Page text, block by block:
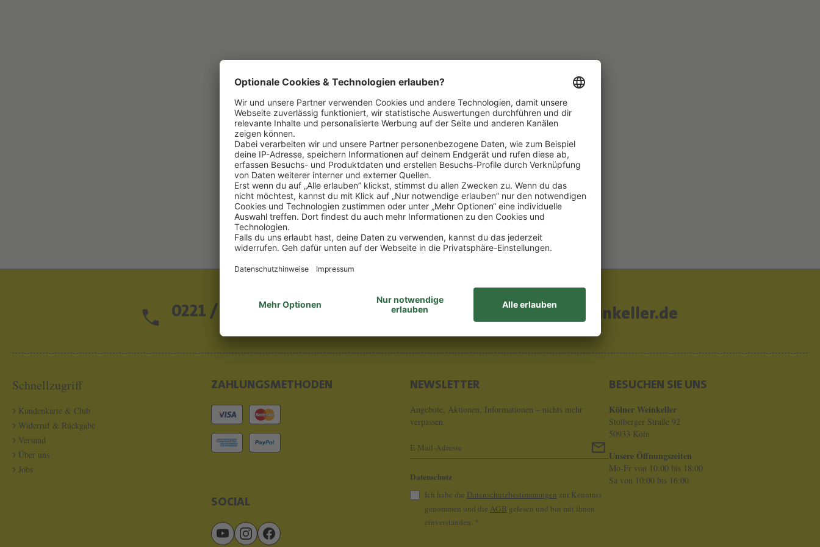
0221 / 13 97 28 - 0 info@koelner-weinkeller.de
Schnellzugriff
Kundenkarte & Club
Widerruf & Rückgabe
Versand
Über uns
Jobs
ZAHLUNGSMETHODEN
SOCIAL
NEWSLETTER
Angebote, Aktionen, Informationen – nichts mehr
verpassen.
Datenschutz
Ich habe die Datenschutzbestimmungen zur Kenntnis
genommen und die AGB gelesen und bin mit ihnen
einverstanden. *
BESUCHEN SIE UNS
Kölner Weinkeller
Stolberger Straße 92
50933 Köln
Unsere Öffnungszeiten
Mo-Fr von 10:00 bis 18:00
Sa von 10:00 bis 16:00